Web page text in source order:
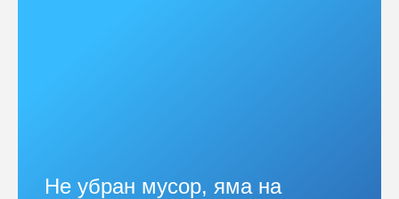
Не убран мусор, яма на